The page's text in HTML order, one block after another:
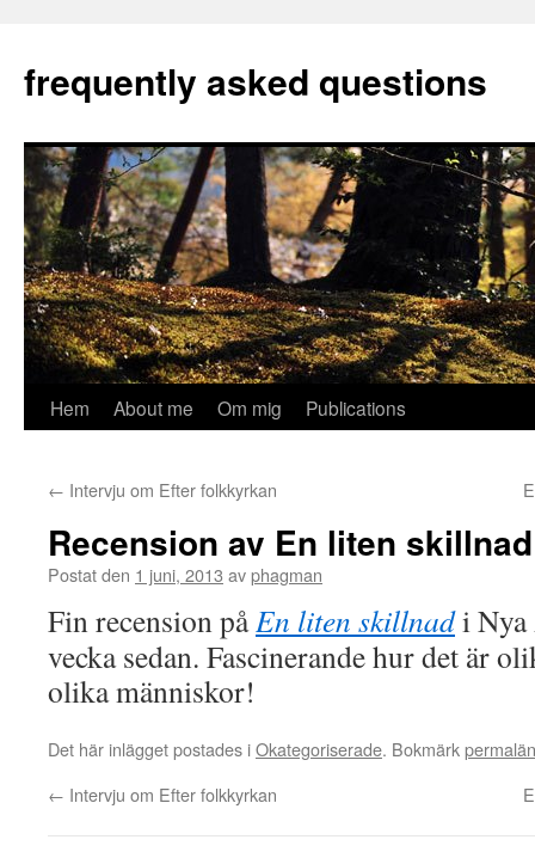
innehåll
frequently asked questions
Hem About me Om mig Publications
← Intervju om Efter folkkyrkan
Recension av En liten skillnad
Postat den 1 juni, 2013 avphagman
Fin recension påEn liten skillnadi Nya
vecka sedan. Fascinerande hur det är
olika människor!
Det här inlägget postades iOkategoriserade. Bokmärk
← Intervju om Efter folkkyrkan